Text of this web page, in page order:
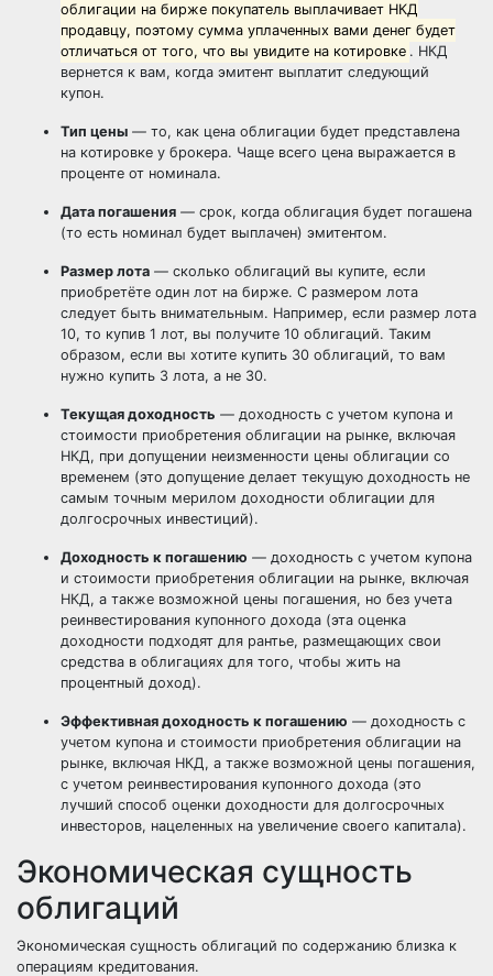
облигации на бирже покупатель выплачивает НКД
продавцу, поэтому сумма уплаченных вами денег будет
отличаться от того, что вы увидите на котировке . НКД
вернется к вам, когда эмитент выплатит следующий
купон.
Тип цены — то, как цена облигации будет представлена
на котировке у брокера. Чаще всего цена выражается в
проценте от номинала.
Дата погашения — срок, когда облигация будет погашена
(то есть номинал будет выплачен) эмитентом.
Размер лота — сколько облигаций вы купите, если
приобретёте один лот на бирже. С размером лота
следует быть внимательным. Например, если размер лота
10, то купив 1 лот, вы получите 10 облигаций. Таким
образом, если вы хотите купить 30 облигаций, то вам
нужно купить 3 лота, а не 30.
Текущая доходность — доходность с учетом купона и
стоимости приобретения облигации на рынке, включая
НКД, при допущении неизменности цены облигации со
временем (это допущение делает текущую доходность не
самым точным мерилом доходности облигации для
долгосрочных инвестиций).
Доходность к погашению — доходность с учетом купона
и стоимости приобретения облигации на рынке, включая
НКД, а также возможной цены погашения, но без учета
реинвестирования купонного дохода (эта оценка
доходности подходят для рантье, размещающих свои
средства в облигациях для того, чтобы жить на
процентный доход).
Эффективная доходность к погашению — доходность с
учетом купона и стоимости приобретения облигации на
рынке, включая НКД, а также возможной цены погашения,
с учетом реинвестирования купонного дохода (это
лучший способ оценки доходности для долгосрочных
инвесторов, нацеленных на увеличение своего капитала).
Экономическая сущность
облигаций
Экономическая сущность облигаций по содержанию близка к
операциям кредитования.